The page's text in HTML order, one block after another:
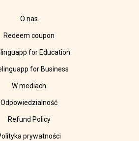
O nas
Redeem coupon
for Education
for Business
W mediach
Odpowiedzialność
Refund Policy
prywatności